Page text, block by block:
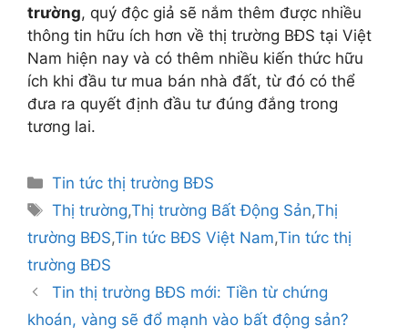
trường, quý độc giả sẽ nắm thêm được nhiều
thông tin hữu ích hơn về thị trường BĐS tại Việt
Nam hiện nay và có thêm nhiều kiến thức hữu
ích khi đầu tư mua bán nhà đất, từ đó có thể
đưa ra quyết định đầu tư đúng đắng trong
tương lai.
Danh
mục
Tin tức thị trường BĐS
Thẻ
Thị trường,Thị trường Bất Động Sản,Thị
trường BĐS,Tin tức BĐS Việt Nam,Tin tức thị
trường BĐS
Điều
hướng
Tin thị trường BĐS mới: Tiền từ chứng
khoán, vàng sẽ đổ mạnh vào bất động sản?